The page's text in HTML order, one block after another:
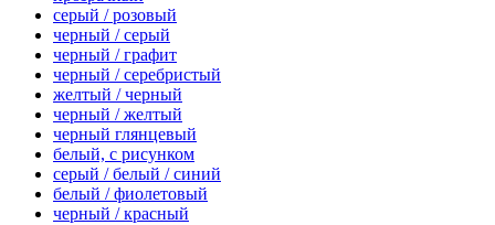
серый / розовый
черный / серый
черный / графит
черный / серебристый
желтый / черный
черный / желтый
черный глянцевый
белый, с рисунком
серый / белый / синий
белый / фиолетовый
черный / красный